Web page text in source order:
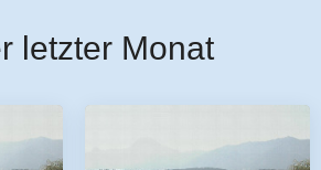
letzter Monat